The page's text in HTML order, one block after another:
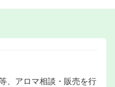
、アロマ相談・販売を行